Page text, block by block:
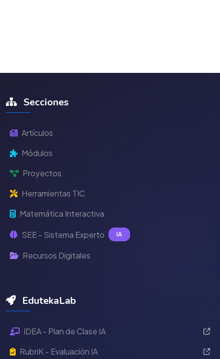
Secciones
Artículos
Módulos
Proyectos
Herramientas TIC
Matemática Interactiva
SEE - Sistema Experto IA
Recursos Digitales
EdutekaLab
IDEA - Plan de Clase IA
RubriK - Evaluación IA